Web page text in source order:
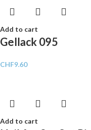
Add to cart
Gellack 095
CHF9.60
Add to cart